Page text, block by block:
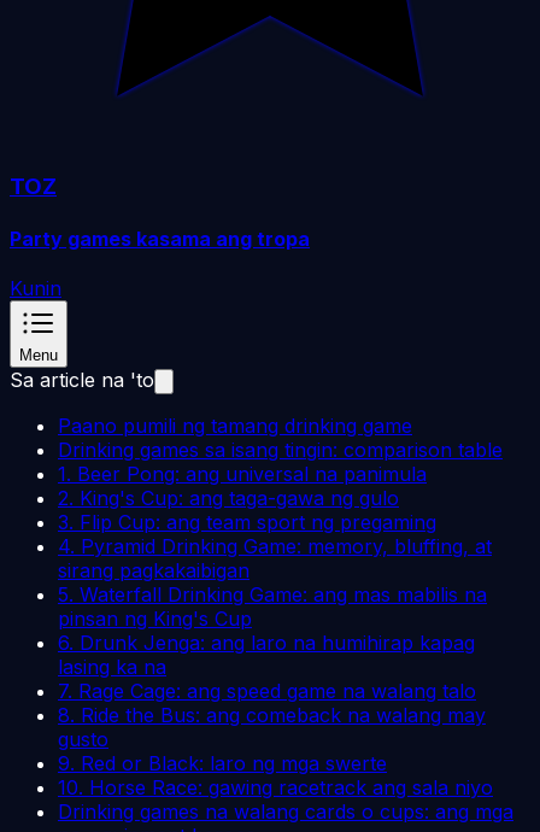
TOZ
Party games kasama ang tropa
Kunin
Menu
Sa article na 'to
Paano pumili ng tamang drinking game
Drinking games sa isang tingin: comparison table
1. Beer Pong: ang universal na panimula
2. King's Cup: ang taga-gawa ng gulo
3. Flip Cup: ang team sport ng pregaming
4. Pyramid Drinking Game: memory, bluffing, at
sirang pagkakaibigan
5. Waterfall Drinking Game: ang mas mabilis na
pinsan ng King's Cup
6. Drunk Jenga: ang laro na humihirap kapag
lasing ka na
7. Rage Cage: ang speed game na walang talo
8. Ride the Bus: ang comeback na walang may
gusto
9. Red or Black: laro ng mga swerte
10. Horse Race: gawing racetrack ang sala niyo
Drinking games na walang cards o cups: ang mga